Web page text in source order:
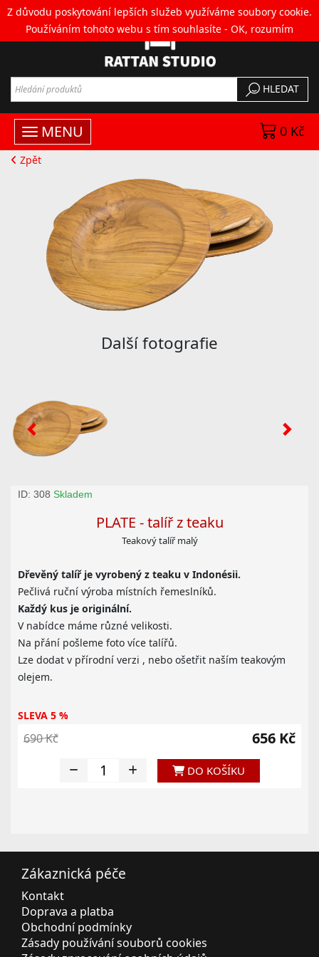
Z důvodu poskytování lepších služeb využíváme soubory cookie.
Používáním tohoto webu s tím souhlasíte - OK, rozumím
HLEDAT
MENU 0 Kč
Zpět
Další fotografie
ID: 308 Skladem
PLATE - talíř z teaku
Teakový talíř malý
Dřevěný talíř je vyrobený z teaku v Indonésii.
Pečlivá ruční výroba místních řemeslníků.
Každý kus je originální.
V nabídce máme různé velikosti.
Na přání pošleme foto více talířů.
Lze dodat v přírodní verzi , nebo ošetřit naším teakovým
olejem.
SLEVA 5 %
690 Kč 656 Kč
DO KOŠÍKU
Zákaznická péče
Kontakt
Doprava a platba
Obchodní podmínky
Zásady používání souborů cookies